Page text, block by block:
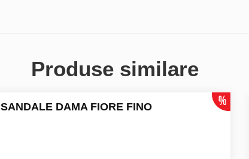
Produse similare
SANDALE DAMA FIORE FINO